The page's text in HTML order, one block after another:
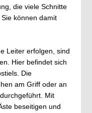
die viele Schnitte
können damit
Leiter erfolgen, sind
Hier befindet sich
Die
am Griff oder an
Mit
beseitigen und